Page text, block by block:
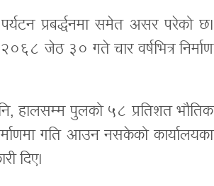
प्रबर्द्धनमा समेत असर परेको छ।
जेठ ३० गते चार वर्षभित्र निर्माण
हालसम्म पुलको ५८ प्रतिशत भौतिक
गति आउन नसकेको कार्यालयका
दिए।